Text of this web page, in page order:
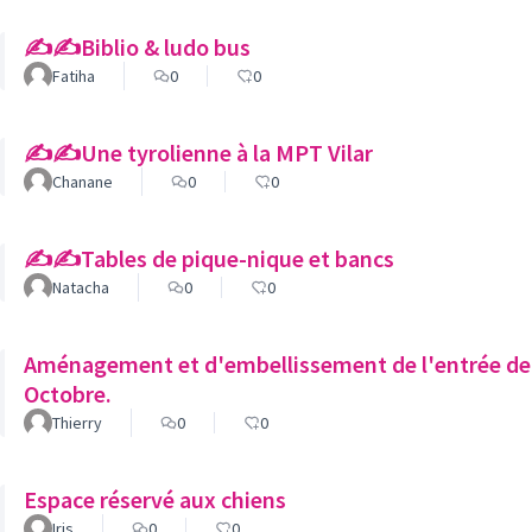
✍️✍️Biblio & ludo bus
Fatiha 0 0
✍️✍️Une tyrolienne à la MPT Vilar
Chanane 0 0
✍️✍️Tables de pique-nique et bancs
Natacha 0 0
Aménagement et d'embellissement de l'entrée
Octobre.
Thierry 0 0
Espace réservé aux chiens